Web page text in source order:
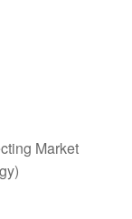
Market